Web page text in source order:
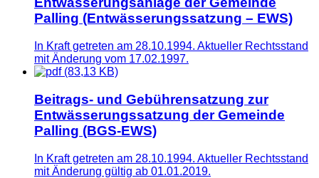
Palling (Entwässerungssatzung – EWS)
In Kraft getreten am 28.10.1994. Aktueller Rechtsstand
mit Änderung vom 17.02.1997.
(83,13 KB)
Beitrags- und Gebührensatzung zur
Entwässerungssatzung der Gemeinde
Palling (BGS-EWS)
In Kraft getreten am 28.10.1994. Aktueller Rechtsstand
mit Änderung gültig ab 01.01.2019.